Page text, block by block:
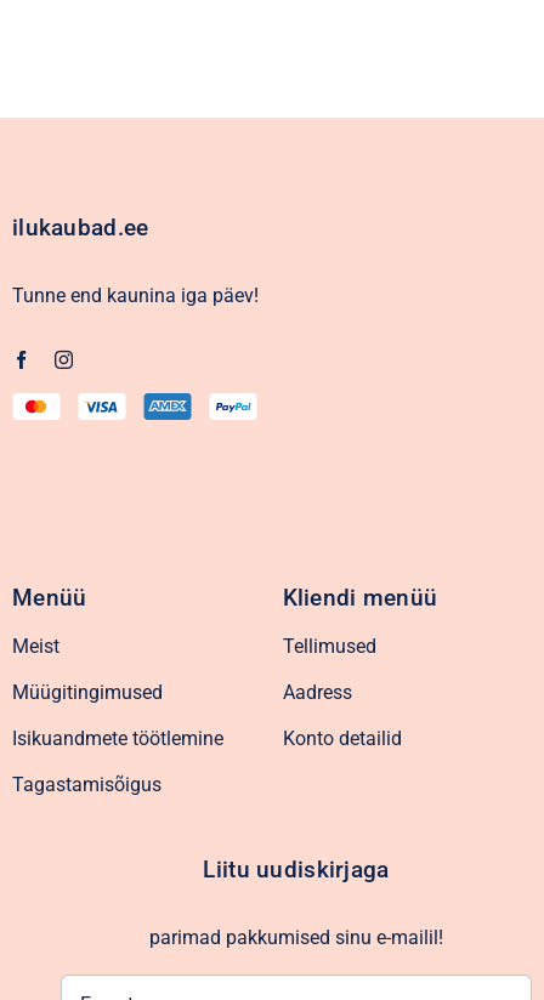
ilukaubad.ee
Tunne end kaunina iga päev!
Menüü
Meist
Müügitingimused
Isikuandmete töötlemine
Tagastamisõigus
Kliendi menüü
Tellimused
Aadress
Konto detailid
Liitu uudiskirjaga
parimad pakkumised sinu e-mailil!